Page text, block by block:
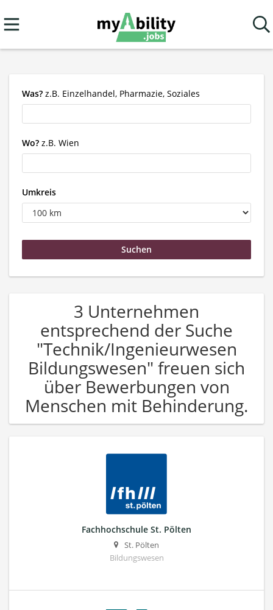
Was? z.B. Einzelhandel, Pharmazie, Soziales
Wo? z.B. Wien
Umkreis
3 Unternehmen
entsprechend der Suche
"Technik/Ingenieurwesen
Bildungswesen" freuen sich
über Bewerbungen von
Menschen mit Behinderung.
Fachhochschule St. Pölten
St. Pölten
Bildungswesen